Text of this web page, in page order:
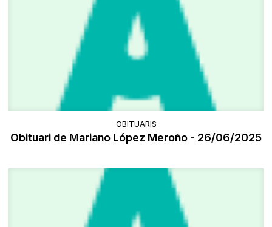
OBITUARIS
Obituari de Mariano López Meroño - 26/06/2025